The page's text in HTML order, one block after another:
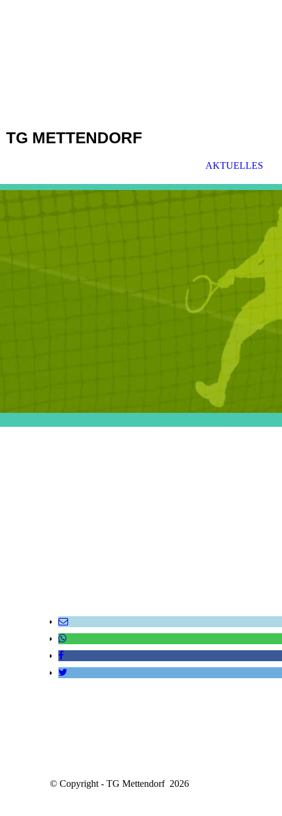
TG METTENDORF
AKTUELLES
© Copyright - TG Mettendorf 2026